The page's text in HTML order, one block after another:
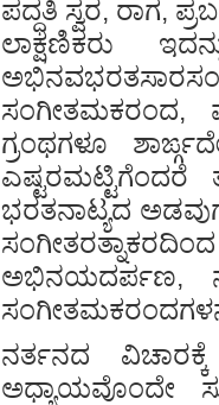
ಪದ್ಧತಿ ಸ್ವರ, ರಾಗ,
ಲಾಕ್ಷಣಿಕರು
ಗ್ರಂಥಗಳೂ
ಭರತನಾಟ್ಯದ
ಅಭಿನಯದರ್ಪಣ,
ನರ್ತನದ
ಅಧ್ಯಾಯವೊಂದೇ